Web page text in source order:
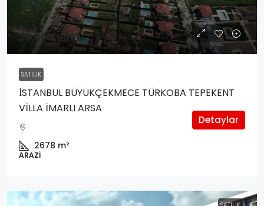
28,800,000₺
SATILIK
İSTANBUL BÜYÜKÇEKMECE TÜRKOBA TEPEKENT
VİLLA İMARLI ARSA
2678 m²
ARAZI
Detaylar